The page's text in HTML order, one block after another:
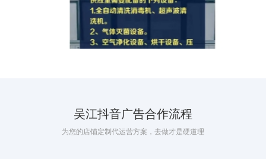
吴江抖音广告合作流程
为您的店铺定制代运营方案，去做才是硬道理